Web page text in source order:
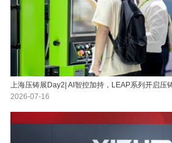
上海压铸展Day2| AI智控加持，LEAP系列开启压
2026-07-16